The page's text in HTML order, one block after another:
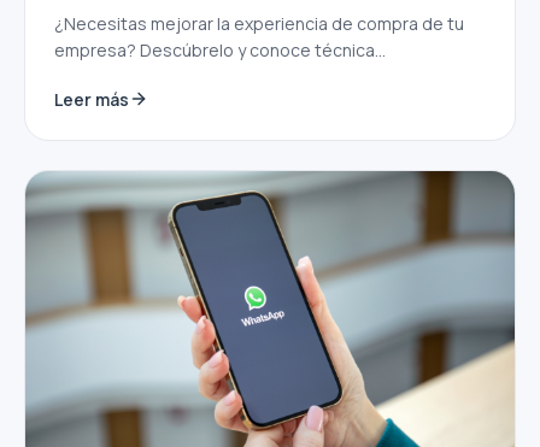
¿Necesitas mejorar la experiencia de compra de tu
empresa? Descúbrelo y conoce técnica...
Leer más